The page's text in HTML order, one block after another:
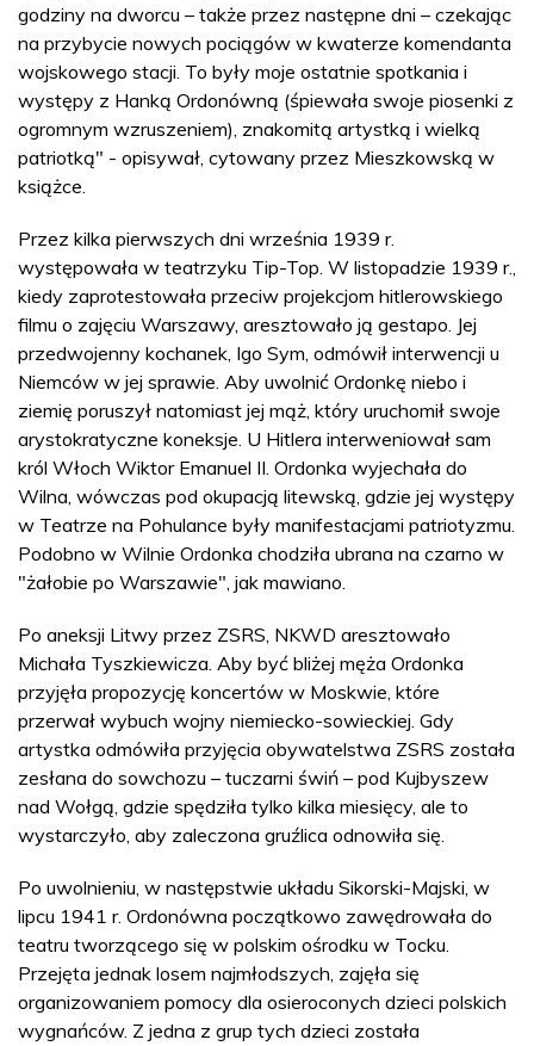
godziny na dworcu – także przez następne dni – czekając
na przybycie nowych pociągów w kwaterze komendanta
wojskowego stacji. To były moje ostatnie spotkania i
występy z Hanką Ordonówną (śpiewała swoje piosenki z
ogromnym wzruszeniem), znakomitą artystką i wielką
patriotką" - opisywał, cytowany przez Mieszkowską w
książce.
Przez kilka pierwszych dni września 1939 r.
występowała w teatrzyku Tip-Top. W listopadzie 1939 r.,
kiedy zaprotestowała przeciw projekcjom hitlerowskiego
filmu o zajęciu Warszawy, aresztowało ją gestapo. Jej
przedwojenny kochanek, Igo Sym, odmówił interwencji u
Niemców w jej sprawie. Aby uwolnić Ordonkę niebo i
ziemię poruszył natomiast jej mąż, który uruchomił swoje
arystokratyczne koneksje. U Hitlera interweniował sam
król Włoch Wiktor Emanuel II. Ordonka wyjechała do
Wilna, wówczas pod okupacją litewską, gdzie jej występy
w Teatrze na Pohulance były manifestacjami patriotyzmu.
Podobno w Wilnie Ordonka chodziła ubrana na czarno w
"żałobie po Warszawie", jak mawiano.
Po aneksji Litwy przez ZSRS, NKWD aresztowało
Michała Tyszkiewicza. Aby być bliżej męża Ordonka
przyjęła propozycję koncertów w Moskwie, które
przerwał wybuch wojny niemiecko-sowieckiej. Gdy
artystka odmówiła przyjęcia obywatelstwa ZSRS została
zesłana do sowchozu – tuczarni świń – pod Kujbyszew
nad Wołgą, gdzie spędziła tylko kilka miesięcy, ale to
wystarczyło, aby zaleczona gruźlica odnowiła się.
Po uwolnieniu, w następstwie układu Sikorski-Majski, w
lipcu 1941 r. Ordonówna początkowo zawędrowała do
teatru tworzącego się w polskim ośrodku w Tocku.
Przejęta jednak losem najmłodszych, zajęła się
organizowaniem pomocy dla osieroconych dzieci polskich
wygnańców. Z jedna z grup tych dzieci została